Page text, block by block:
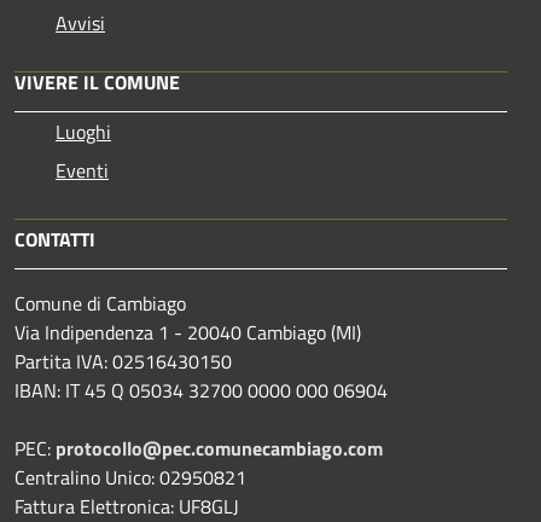
Avvisi
VIVERE IL COMUNE
Luoghi
Eventi
CONTATTI
Comune di Cambiago
Via Indipendenza 1 - 20040 Cambiago (MI)
Partita IVA: 02516430150
IBAN: IT 45 Q 05034 32700 0000 000 06904
PEC: protocollo@pec.comunecambiago.com
Centralino Unico: 02950821
Fattura Elettronica: UF8GLJ